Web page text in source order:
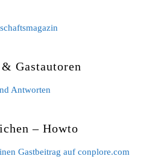
Gastautoren
Antworten
– Howto
Gastbeitrag auf conplore.com